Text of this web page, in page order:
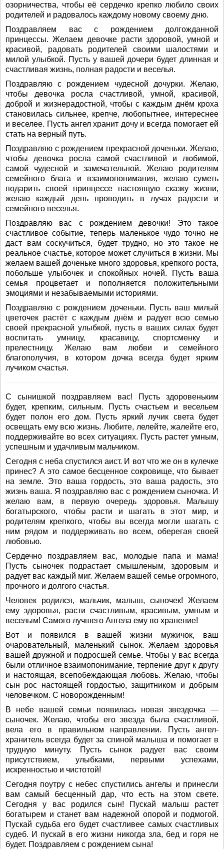
озорничества, чтобы её сердечко крепко любило своих
родителей и радовалось каждому новому своему дню.
Поздравляем вас с рождением долгожданной
принцессы. Желаем девочке расти здоровой, умной и
красивой, радовать родителей своими шалостями и
милой улыбкой. Пусть у вашей дочери будет длинная и
счастливая жизнь, полная радости и веселья.
Поздравляю с рождением чудесной дочурки. Желаю,
чтобы девочка росла счастливой, умной, красивой,
доброй и жизнерадостной, чтобы с каждым днём кроха
становилась сильнее, крепче, любопытнее, интереснее
и веселее. Пусть ангел хранит дочу и всегда помогает ей
стать на верный путь.
Поздравляю с рождением прекрасной доченьки. Желаю,
чтобы девочка росла самой счастливой и любимой,
самой чудесной и замечательной. Желаю родителям
семейного блага и взаимопонимания, желаю суметь
подарить своей принцессе настоящую сказку жизни,
желаю каждый день проводить в лучах радости и
семейного веселья.
Поздравляю вас с рождением девочки! Это такое
счастливое событие, теперь маленькое чудо точно не
даст вам соскучиться, будет трудно, но это такое не
реальное счастье, которое может случиться в жизни. Мы
желаем вашей доченьке много здоровья, крепкого роста,
побольше улыбочек и спокойных ночей. Пусть ваша
семья процветает и пополняется положительными
эмоциями и незабываемыми историями.
Поздравляю с рождением доченьки. Пусть ваш милый
цветочек растёт с каждым днём и радует всю семью
своей прекрасной улыбкой, пусть в ваших силах будет
воспитать умницу, красавицу, спортсменку и
прелестницу. Желаю вам любви и семейного
благополучия, в котором дочка всегда будет ярким
лучиком счастья.
С сынишкой поздравляем вас! Пусть здоровеньким
будет, крепким, сильным. Пусть счастьем и весельем
будет полон его дом. Пусть яркий лучик света будет
освещать ему всю жизнь. Любите, лелейте, жалейте его,
поддерживайте во всех ситуациях. Пусть растет умным,
успешным и удачливым мальчиком.
Сегодня с неба спустился аист. И вот что же он в кулечке
принес? А это самое бесценное сокровище, что бывает
на земле. Это ваша гордость, это ваша радость, это
жизнь ваша. Я поздравляю вас с рождением сыночка. И
желаю вам, в первую очередь здоровья. Малышу
богатырского, чтобы расти и шагать в этот мир, и
родителям крепкого, чтобы вы всегда могли шагать с
ним рядом и поддерживать во всем, оберегая своей
любовью.
Сердечно поздравляем вас, молодые папа и мама!
Пусть сыночек подрастает смышленым, здоровым и
радует вас каждый миг. Желаем вашей семье огромного,
прочного и долгого счастья.
Человек родился, мальчик, малыш, сыночек! Желаем
ему здоровья, расти счастливым, красивым, умным и
веселым! Самого лучшего Ангела ему во хранение!
Вот и появился в вашей жизни мужичок, ваш
очаровательный, маленький сынок. Желаем здоровья
вашей дружной и подросшей семье. Чтобы у вас всегда
были отличное взаимопонимание, терпение друг к другу
и настоящая, всепобеждающая любовь. Желаю, чтобы
сын рос настоящей гордостью, защитником и добрым
человечком. С новорожденным!
В небе вашей семьи появилась новая звездочка —
сыночек. Желаю, чтобы его звезда была счастливой,
вела его в правильном направлении. Пусть ангел-
хранитель всегда будет за спиной малыша и помогает в
трудную минуту. Пусть сынок радует вас своим
присутствием, улыбками, первыми успехами,
искренностью и чистотой!
Сегодня поутру с небес спустились ангелы и принесли
вам самый бесценный дар, что есть на этом свете.
Сегодня у вас родился сын! Пускай малыш растет
богатырем и станет вам надежной опорой и подмогой.
Пускай судьба его будет счастливее самых счастливых
судеб. И пускай в его жизни никогда зла, бед и горя не
будет. Поздравляем с рождением сына!